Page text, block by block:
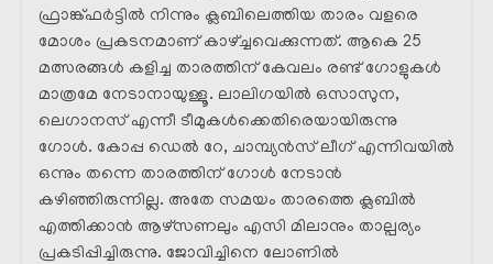
ഫ്രാങ്ക്ഫർട്ടിൽ നിന്നും ക്ലബിലെത്തിയ താരം വളരെ
മോശം പ്രകടനമാണ് കാഴ്ച്ചവെക്കുന്നത്. ആകെ 25
മത്സരങ്ങൾ കളിച്ച താരത്തിന് കേവലം രണ്ട് ഗോളുകൾ
മാത്രമേ നേടാനായുള്ളൂ. ലാലിഗയിൽ ഒസാസുന,
ലെഗാനസ് എന്നീ ടീമുകൾക്കെതിരെയായിരുന്നു
ഗോൾ. കോപ്പ ഡെൽ റേ, ചാമ്പ്യൻസ് ലീഗ് എന്നിവയിൽ
ഒന്നും തന്നെ താരത്തിന് ഗോൾ നേടാൻ
കഴിഞ്ഞിരുന്നില്ല. അതേ സമയം താരത്തെ ക്ലബിൽ
എത്തിക്കാൻ ആഴ്‌സണലും എസി മിലാനും താല്പര്യം
പ്രകടിപ്പിച്ചിരുന്നു. ജോവിച്ചിനെ ലോണിൽ